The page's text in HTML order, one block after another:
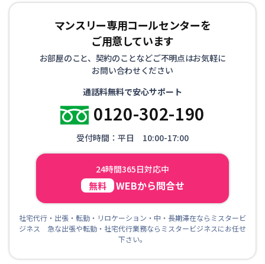
マンスリー専用コールセンターを
ご用意しています
お部屋のこと、契約のことなどご不明点はお気軽に
お問い合わせください
通話料無料で安心サポート
0120-302-190
受付時間：平日 10:00-17:00
24時間365日対応中
無料 WEBから問合せ
社宅代行・出張・転勤・リロケーション・中・長期滞在ならミスタービ
ジネス 急な出張や転勤・社宅代行業務ならミスタービジネスにお任せ
下さい。